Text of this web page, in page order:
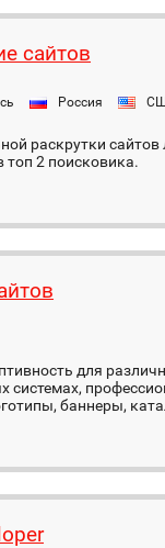
сайтов
Россия
раскрутки
2 поисковика.
для
системах,
баннеры,